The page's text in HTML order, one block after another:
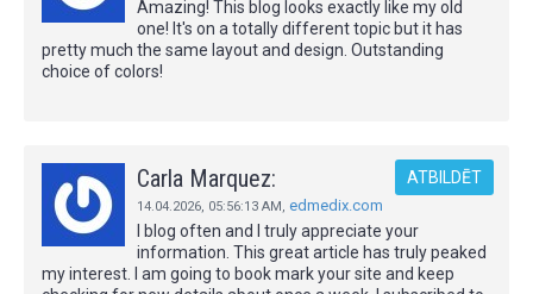
Amazing! This blog looks exactly like my old
one! It's on a totally different topic but it has
pretty much the same layout and design. Outstanding
choice of colors!
Carla Marquez:
14.04.2026, 05:56:13 AM, edmedix.com
ATBILDĒT
I blog often and I truly appreciate your
information. This great article has truly peaked
my interest. I am going to book mark your site and keep